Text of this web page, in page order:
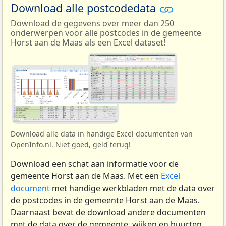
Download alle postcodedata
Download de gegevens over meer dan 250
onderwerpen voor alle postcodes in de gemeente
Horst aan de Maas als een Excel dataset!
Download alle data in handige Excel documenten van
OpenInfo.nl. Niet goed, geld terug!
Download een schat aan informatie voor de
gemeente Horst aan de Maas. Met een Excel
document met handige werkbladen met de data over
de postcodes in de gemeente Horst aan de Maas.
Daarnaast bevat de download andere documenten